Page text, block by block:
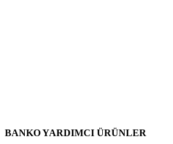
BANKO YARDIMCI ÜRÜNLER